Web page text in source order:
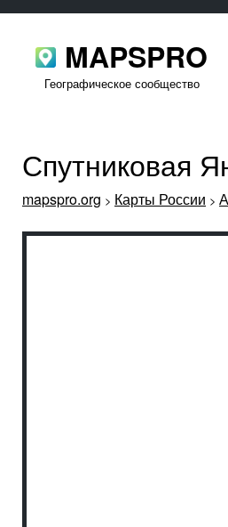
MAPSPRO
Географическое сообщество
Спутниковая
mapspro.org > Карты России >